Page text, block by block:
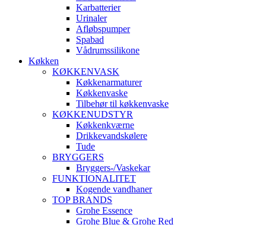
Karbatterier
Urinaler
Afløbspumper
Spabad
Vådrumssilikone
Køkken
KØKKENVASK
Køkkenarmaturer
Køkkenvaske
Tilbehør til køkkenvaske
KØKKENUDSTYR
Køkkenkværne
Drikkevandskølere
Tude
BRYGGERS
Bryggers-/Vaskekar
FUNKTIONALITET
Kogende vandhaner
TOP BRANDS
Grohe Essence
Grohe Blue & Grohe Red